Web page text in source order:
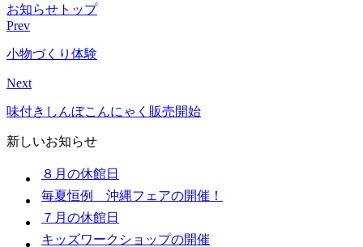
お知らせトップ
Prev
小物づくり体験
Next
味付きしんぼこんにゃく販売開始
新しいお知らせ
８月の休館日
毎夏恒例 沖縄フェアの開催！
７月の休館日
キッズワークショップの開催